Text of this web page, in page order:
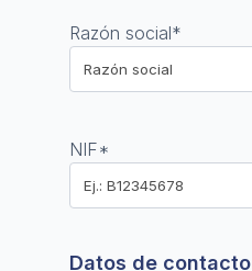
Razón social*
NIF*
Datos de contacto